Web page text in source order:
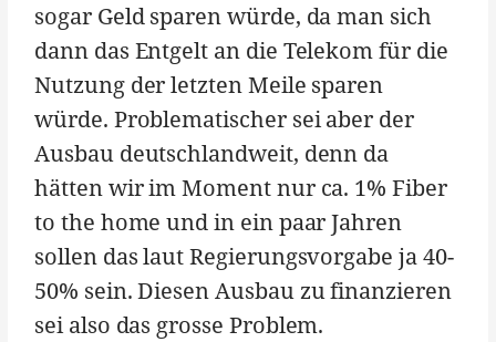
sogar Geld sparen würde, da man sich
dann das Entgelt an die Telekom für die
Nutzung der letzten Meile sparen
würde. Problematischer sei aber der
Ausbau deutschlandweit, denn da
hätten wir im Moment nur ca. 1% Fiber
to the home und in ein paar Jahren
sollen das laut Regierungsvorgabe ja 40-
50% sein. Diesen Ausbau zu finanzieren
sei also das grosse Problem.